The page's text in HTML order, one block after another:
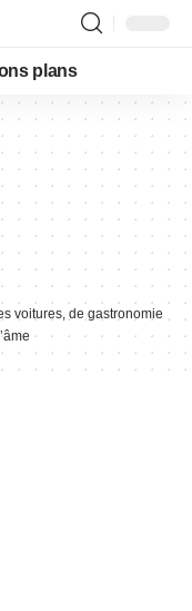
plans
voitures, de gastronomie